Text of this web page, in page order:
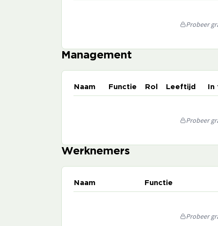
Probeer
Management
Naam Functie Rol Leeftijd
Probeer
Werknemers
Naam Functie
Probeer